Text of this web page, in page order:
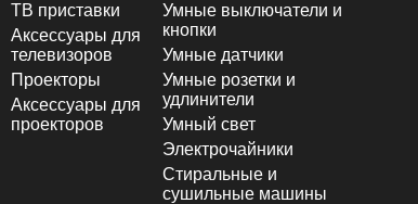
ТВ приставки
Аксессуары для
телевизоров
Проекторы
Аксессуары для
проекторов
Умные выключатели и
кнопки
Умные датчики
Умные розетки и
удлинители
Умный свет
Электрочайники
Стиральные и
сушильные машины